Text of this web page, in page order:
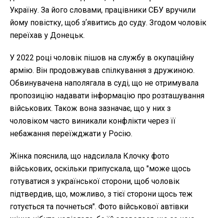
Україну. За його словами, працівники СБУ вручили
йому повістку, щоб зʼявитись до суду. Згодом чоловік
переїхав у Донецьк.
У 2022 році чоловік пішов на службу в окупаційну
армію. Він продовжував спілкування з дружиною.
Обвинувачена наполягала в суді, що не отримувала
пропозицію надавати інформацію про розташування
військових. Також вона зазначає, що у них з
чоловіком часто виникали конфлікти через її
небажання переїжджати у Росію.
Жінка пояснила, що надсилала Клочку фото
військових, оскільки припускала, що "може щось
готуватися з української сторони, щоб чоловік
підтвердив, що, можливо, з тієї сторони щось теж
готується та почнеться". Фото військової автівки